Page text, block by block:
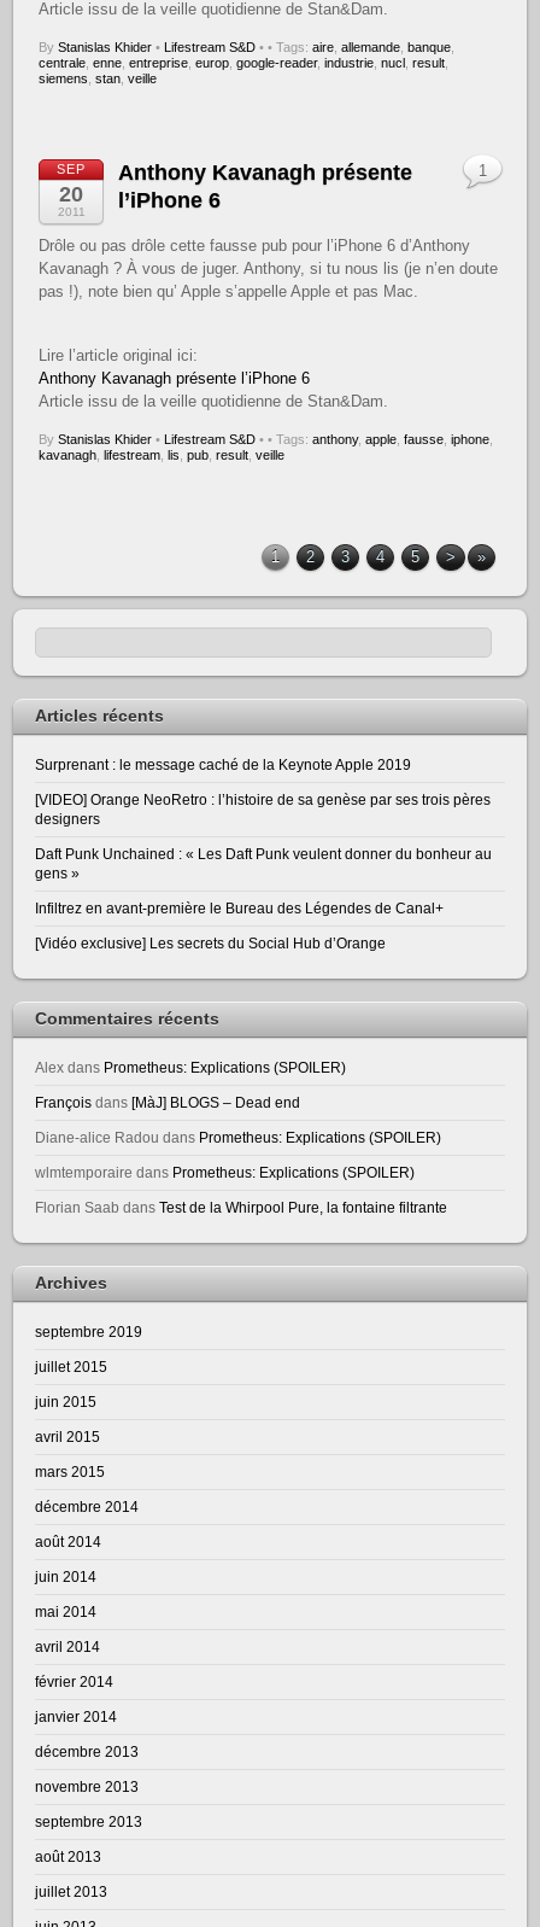
Article issu de la veille quotidienne de Stan&Dam.
ByStanislas Khider • Lifestream S&D • • Tags:aire ,allemande ,banque
centrale ,enne ,entreprise ,europ ,google-reader,industrie ,nucl ,result
siemens ,stan ,veille
SEP
20
2011
Anthony Kavanagh présente
l’iPhone 6
Drôle ou pas drôle cette fausse pub pour l’iPhone 6 d’Anthony
Kavanagh ? À vous de juger. Anthony, si tu nous lis (je n’en doute
pas !), note bien qu’ Apple s’appelle Apple et pas Mac.
Lire l’article original ici:
Anthony Kavanagh présente l’iPhone 6
Article issu de la veille quotidienne de Stan&Dam.
ByStanislas Khider • Lifestream S&D •
1
• Tags:anthony,apple ,fausse ,iphone
kavanagh ,lifestream ,lis ,pub ,result ,veille
1 2 3 4 5 > »
Articles récents
Surprenant : le message caché de la Keynote Apple 2019
[VIDEO] Orange NeoRetro : l’histoire de sa genèse par ses trois pères
designers
Daft Punk Unchained : « Les Daft Punk veulent donner du bonheur au
gens »
Infiltrez en avant-première le Bureau des Légendes de Canal+
[Vidéo exclusive] Les secrets du Social Hub d’Orange
Commentaires récents
Alex dans Prometheus: Explications (SPOILER)
François dans[MàJ] BLOGS – Dead end
Diane-alice Radou dans Prometheus: Explications (SPOILER)
wlmtemporaire dans Prometheus: Explications (SPOILER)
Florian Saab dansTest de la Whirpool Pure, la fontaine filtrante
Archives
septembre 2019
juillet 2015
juin 2015
avril 2015
mars 2015
décembre 2014
août 2014
juin 2014
mai 2014
avril 2014
février 2014
janvier 2014
décembre 2013
novembre 2013
septembre 2013
août 2013
juillet 2013